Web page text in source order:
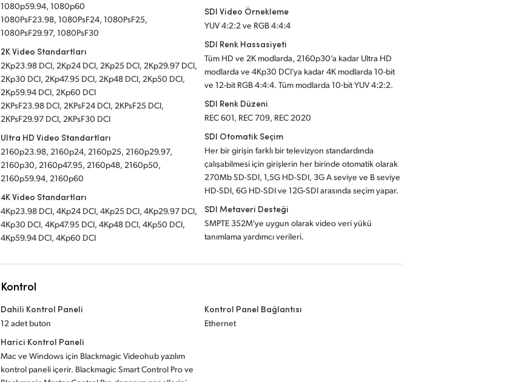
1080p59.94, 1080p60
1080PsF23.98, 1080PsF24, 1080PsF25,
1080PsF29.97, 1080PsF30
2K Video Standartları
2Kp23.98 DCI, 2Kp24 DCI, 2Kp25 DCI, 2Kp29.97 DCI,
2Kp30 DCI, 2Kp47.95 DCI, 2Kp48 DCI, 2Kp50 DCI,
2Kp59.94 DCI, 2Kp60 DCI
2KPsF23.98 DCI, 2KPsF24 DCI, 2KPsF25 DCI,
2KPsF29.97 DCI, 2KPsF30 DCI
Ultra HD Video Standartları
2160p23.98, 2160p24, 2160p25, 2160p29.97,
2160p30, 2160p47.95, 2160p48, 2160p50,
2160p59.94, 2160p60
4K Video Standartları
4Kp23.98 DCI, 4Kp24 DCI, 4Kp25 DCI, 4Kp29.97 DCI,
4Kp30 DCI, 4Kp47.95 DCI, 4Kp48 DCI, 4Kp50 DCI,
4Kp59.94 DCI, 4Kp60 DCI
SDI Video Örnekleme
YUV 4:2:2 ve RGB 4:4:4
SDI Renk Hassasiyeti
Tüm HD ve 2K modlarda, 2160p30’a kadar Ultra HD
modlarda ve 4Kp30 DCI’ya kadar 4K modlarda 10-bit
ve 12-bit RGB 4:4:4. Tüm modlarda 10-bit YUV 4:2:2.
SDI Renk Düzeni
REC 601, REC 709, REC 2020
SDI Otomatik Seçim
Her bir girişin farklı bir televizyon standardında
çalışabilmesi için girişlerin her birinde otomatik olarak
270Mb SD-SDI, 1,5G HD-SDI, 3G A seviye ve B seviye
HD-SDI, 6G HD-SDI ve 12G-SDI arasında seçim yapar.
SDI Metaveri Desteği
SMPTE 352M'ye uygun olarak video veri yükü
tanımlama yardımcı verileri.
Kontrol
Dahili Kontrol Paneli
12 adet buton
Harici Kontrol Paneli
Mac ve Windows için Blackmagic Videohub yazılım
kontrol paneli içerir. Blackmagic Smart Control Pro ve
Kontrol Panel Bağlantısı
Ethernet